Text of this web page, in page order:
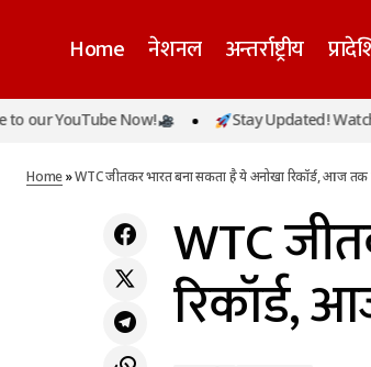
Home नेशनल अन्तर्राष्ट्रीय
ममता बनर्जी के भतीजे को थप्पड़ मारने वाले शख्स की
Now! Stay Updated! Watch &
Home»WTC जीतकर भारत बना सकता है ये अनोखा रिकॉर्ड, आज तक
WTC
रिकॉर्ड,